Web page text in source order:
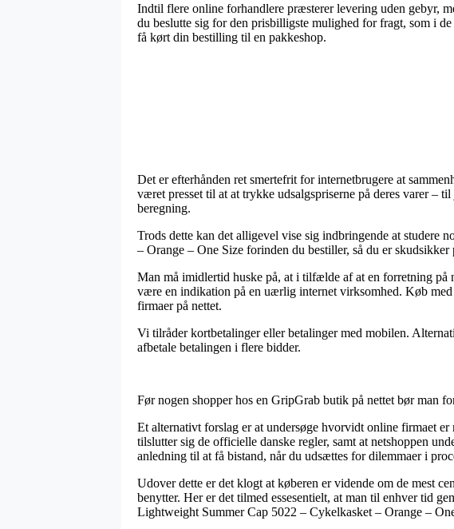
Indtil flere online forhandlere præsterer levering uden gebyr,
du beslutte sig for den prisbilligste mulighed for fragt, som i
få kørt din bestilling til en pakkeshop.
Det er efterhånden ret smertefrit for internetbrugere at
været presset til at at trykke udsalgspriserne på deres varer –
beregning.
Trods dette kan det alligevel vise sig indbringende at studere
– Orange – One Size forinden du bestiller, så du er skudsikker
Man må imidlertid huske på, at i tilfælde af at en forretning på
være en indikation på en uærlig internet virksomhed. Køb
firmaer på nettet.
Vi tilråder kortbetalinger eller betalinger med mobilen.
afbetale betalingen i flere bidder.
Før nogen shopper hos en GripGrab butik på nettet bør man
Et alternativt forslag er at undersøge hvorvidt online firmaet
tilslutter sig de officielle danske regler, samt at netshoppen
anledning til at få bistand, når du udsættes for dilemmaer i
Udover dette er det klogt at køberen er vidende om de mest
benytter. Her er det tilmed essesentielt, at man til enhver tid
Lightweight Summer Cap 5022 – Cykelkasket – Orange –